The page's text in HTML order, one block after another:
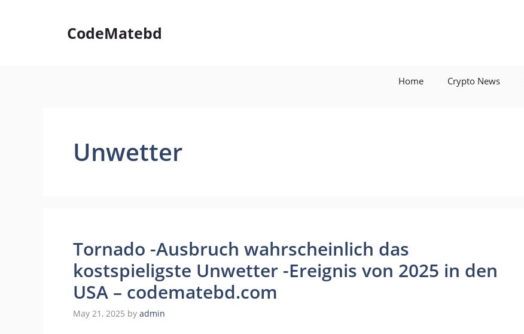
CodeMatebd
Home Crypto News
Unwetter
Tornado -Ausbruch wahrscheinlich das
kostspieligste Unwetter -Ereignis von 2025 in den
USA – codematebd.com
May 21, 2025 by admin